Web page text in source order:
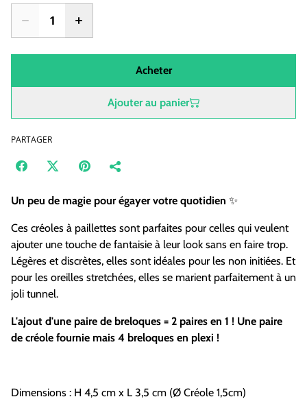
Acheter
Ajouter au panier
PARTAGER
Un peu de magie pour égayer votre quotidien ✨
Ces créoles à paillettes sont parfaites pour celles qui veulent
ajouter une touche de fantaisie à leur look sans en faire trop.
Légères et discrètes, elles sont idéales pour les non initiées. Et
pour les oreilles stretchées, elles se marient parfaitement à un
joli tunnel.
L'ajout d'une paire de breloques = 2 paires en 1 ! Une paire
de créole fournie mais 4 breloques en plexi !
Dimensions : H 4,5 cm x L 3,5 cm (Ø Créole 1,5cm)